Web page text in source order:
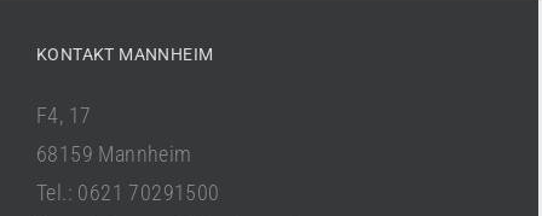
KONTAKT MANNHEIM
F4, 17
68159 Mannheim
Tel.: 0621 70291500